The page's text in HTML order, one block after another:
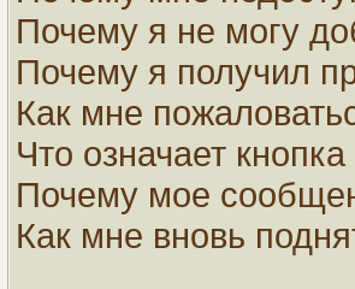
Почему я не могу
Почему я получил
Как мне
Что означает
Почему мое
Как мне вновь